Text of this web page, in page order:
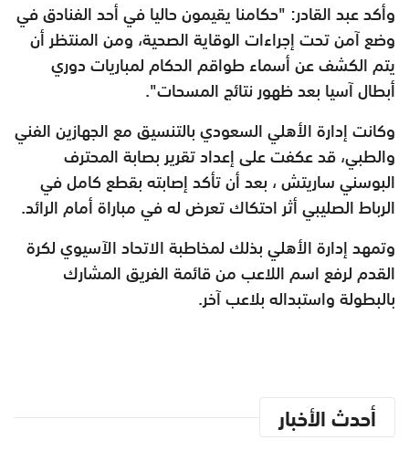
وأكد عبد القادر: "حكامنا يقيمون حاليا في أحد الفنادق في
وضع آمن تحت إجراءات الوقاية الصحية، ومن المنتظر أن
يتم الكشف عن أسماء طواقم الحكام لمباريات دوري
أبطال آسيا بعد ظهور نتائج المسحات".
وكانت إدارة الأهلي السعودي بالتنسيق مع الجهازين الفني
والطبي، قد عكفت على إعداد تقرير بصابة المحترف
البوسني ساريتش ، بعد أن تأكد إصابته بقطع كامل في
الرباط الصليبي أثر احتكاك تعرض له في مباراة أمام الرائد.
وتمهد إدارة الأهلي بذلك لمخاطبة الاتحاد الآسيوي لكرة
القدم لرفع اسم اللاعب من قائمة الفريق المشارك
بالبطولة واستبداله بلاعب آخر.
أحدث الأخبار